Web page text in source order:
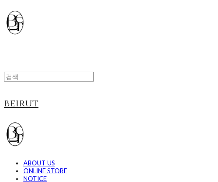
beirut
ABOUT US
ONLINE STORE
NOTICE